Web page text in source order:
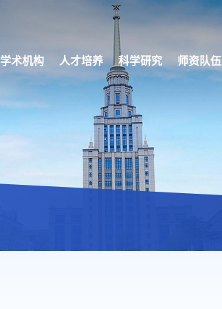
学术机构 人才培养 科学研究 师资队伍